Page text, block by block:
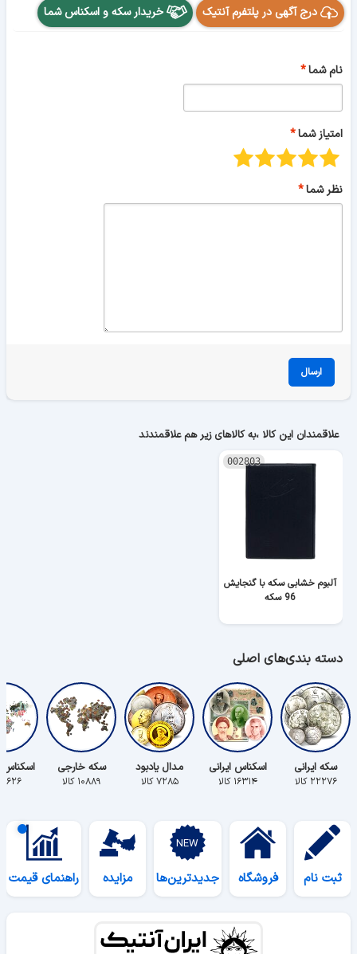
درج آگهی در پلتفرم آنتیک خریدار سکه و اسکناس شما
نام شما
امتیاز شما
نظر شما
ارسال
علاقمندان این کالا ،به کالاهای زیر هم علاقمندند
002803
آلبوم خشابی سکه با گنجایش
96 سکه
دسته بندی‌های اصلی
سکه ایرانی
۲۲۲۷۶ کالا
اسکناس ایرانی
۱۶۳۱۴ کالا
مدال یادبود
۷۲۸۵ کالا
سکه خارجی
۱۰۸۸۹ کالا ۵۶۲۶ کالا
ثبت نام فروشگاه جدیدترین‌ها مزایده راهنمای قیمت